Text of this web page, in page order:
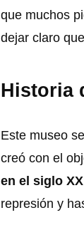
que muchos
dejar claro
Historia
Este museo
creó con el
en el siglo
represión y